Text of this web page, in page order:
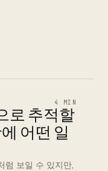
4 MIN
로 추적할
어떤 일
럼 보일 수 있지만,